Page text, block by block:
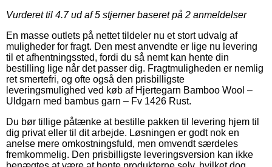
Vurderet til 4.7ud af 5 stjerner baseret på 2 anmeldelser
En masse outlets på nettet tildeler nu et stort udvalg af
muligheder for fragt. Den mest anvendte er lige nu levering
til et afhentningssted, fordi du så nemt kan hente din
bestilling lige når det passer dig. Fragtmuligheden er nemlig
ret smertefri, og ofte også den prisbilligste
leveringsmulighed ved køb af Hjertegarn Bamboo Wool –
Uldgarn med bambus garn – Fv 1426 Rust.
Du bør tillige påtænke at bestille pakken til levering hjem til
dig privat eller til dit arbejde. Løsningen er godt nok en
anelse mere omkostningsfuld, men omvendt særdeles
fremkommelig. Den prisbilligste leveringsversion kan ikke